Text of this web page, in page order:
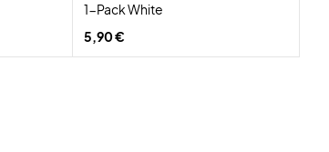
1-Pack White
5,90 €